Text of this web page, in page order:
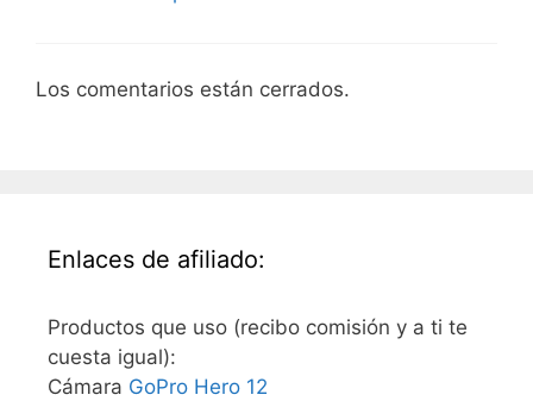
Los comentarios están cerrados.
Enlaces de afiliado:
Productos que uso (recibo comisión y a ti te
cuesta igual):
Cámara GoPro Hero 12